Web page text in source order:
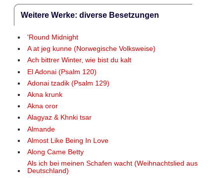
Weitere Werke: diverse Besetzungen
'Round Midnight
A at jeg kunne (Norwegische Volksweise)
Ach bittrer Winter, wie bist du kalt
El Adonai (Psalm 120)
Adonai tzadik (Psalm 129)
Akna krunk
Akna oror
Alagyaz & Khnki tsar
Almande
Almost Like Being In Love
Along Came Betty
Als ich bei meinen Schafen wacht (Weihnachtslied aus
Deutschland)